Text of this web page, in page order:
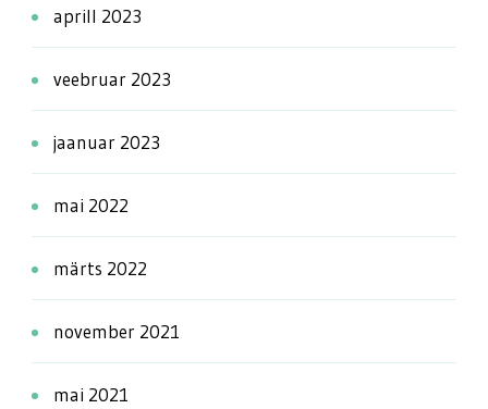
aprill 2023
veebruar 2023
jaanuar 2023
mai 2022
märts 2022
november 2021
mai 2021